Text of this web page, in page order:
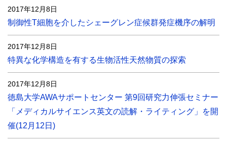
2017年12月8日
制御性T細胞を介したシェーグレン症候群発症機序の解明
2017年12月8日
特異な化学構造を有する生物活性天然物質の探索
2017年12月8日
徳島大学AWAサポートセンター 第9回研究力伸張セミナー
「メディカルサイエンス英文の読解・ライティング」を開
催(12月12日)